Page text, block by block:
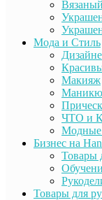
Мода и Стиль
Макияж
ЧТО и
Модные
Бизнес на
Товары
Товары для